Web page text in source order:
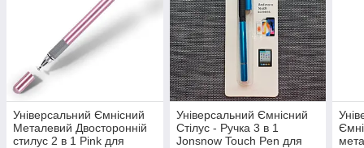
Універсальний Ємнісний
Металевий Двосторонній
стилус 2 в 1 Pink для
Універсальний Ємнісний
Стілус - Ручка 3 в 1
Jonsnow Touch Pen для